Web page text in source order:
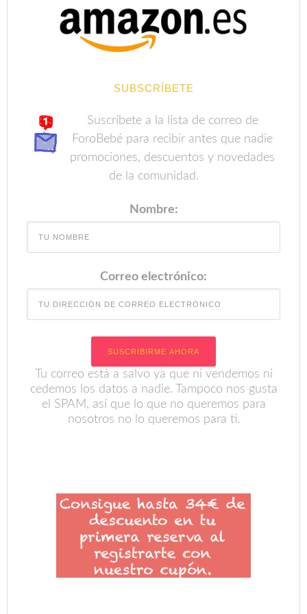
SUBSCRÍBETE
Suscríbete a la lista de correo de
ForoBebé para recibir antes que nadie
promociones, descuentos y novedades
de la comunidad.
Nombre:
Correo electrónico:
Tu correo está a salvo ya que ni vendemos ni
cedemos los datos a nadie. Tampoco nos gusta
el SPAM, así que lo que no queremos para
nosotros no lo queremos para ti.